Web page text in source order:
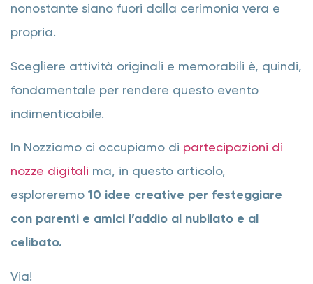
nonostante siano fuori dalla cerimonia vera e
propria.
Scegliere attività originali e memorabili è, quindi,
fondamentale per rendere questo evento
indimenticabile.
In Nozziamo ci occupiamo di partecipazioni di
nozze digitali ma, in questo articolo,
esploreremo 10 idee creative per festeggiare
con parenti e amici l’addio al nubilato e al
celibato.
Via!